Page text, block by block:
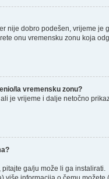
nije dobro podešen, vrijeme
onu vremensku zonu koja
la vremensku zonu?
ali je vrijeme i dalje netočno
ga/ju može li ga instalirati.